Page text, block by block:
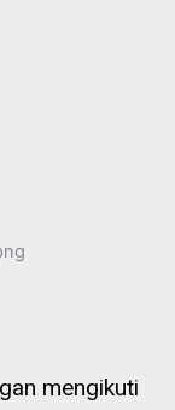
mengikuti